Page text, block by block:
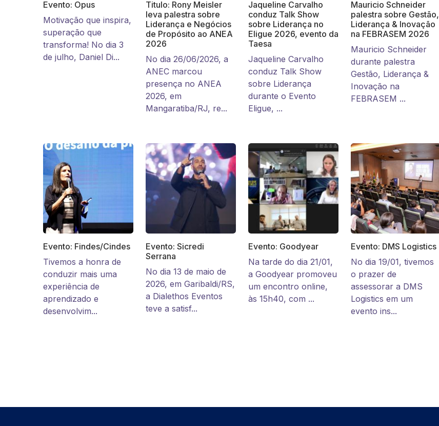
Evento: Opus
Motivação que inspira,
superação que
transforma! No dia 3
de julho, Daniel Di...
Titulo: Rony Meisler
leva palestra sobre
Liderança e Negócios
de Propósito ao ANEA
2026
No dia 26/06/2026, a
ANEC marcou
presença no ANEA
2026, em
Mangaratiba/RJ, re...
Jaqueline Carvalho
conduz Talk Show
sobre Liderança no
Eligue 2026, evento da
Taesa
Jaqueline Carvalho
conduz Talk Show
sobre Liderança
durante o Evento
Eligue, ...
Mauricio Schneider
palestra sobre Gestão,
Liderança & Inovação
na FEBRASEM 2026
Mauricio Schneider
durante palestra
Gestão, Liderança &
Inovação na
FEBRASEM ...
Evento: Findes/Cindes
Tivemos a honra de
conduzir mais uma
experiência de
aprendizado e
desenvolvim...
Evento: Sicredi
Serrana
No dia 13 de maio de
2026, em Garibaldi/RS,
a Dialethos Eventos
teve a satisf...
Evento: Goodyear
Na tarde do dia 21/01,
a Goodyear promoveu
um encontro online,
às 15h40, com ...
Evento: DMS Logistics
No dia 19/01, tivemos
o prazer de
assessorar a DMS
Logistics em um
evento ins...